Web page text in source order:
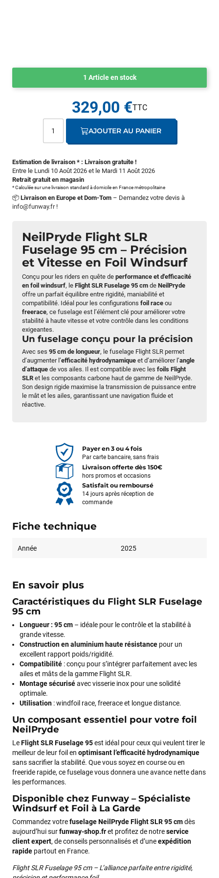
NeilPryde Flight SLR
Fuselage 95 cm – Précision
et Vitesse en Foil Windsurf
Conçu pour les riders en quête de performance et d'efficacité
en foil windsurf, le Flight SLR Fuselage 95 cm de NeilPryde
offre un parfait équilibre entre rigidité, maniabilité et
compatibilité. Idéal pour les configurations foil race ou
freerace, ce fuselage est l’élément clé pour améliorer votre
stabilité à haute vitesse et votre contrôle dans les conditions
exigeantes.
Un fuselage conçu pour la précision
Avec ses 95 cm de longueur, le fuselage Flight SLR permet
d’augmenter l’efficacité hydrodynamique et d’améliorer l’angle
d’attaque de vos ailes. Il est compatible avec les foils Flight
SLR et les composants carbone haut de gamme de NeilPryde.
Son design rigide maximise la transmission de puissance entre
le mât et les ailes, garantissant une navigation fluide et
réactive.
1 Article en stock
Estimation de livraison * : Livraison gratuite !
Entre le Lundi 10 Août 2026 et le Mardi 11 Août 2026
Retrait gratuit en magasin
* Calculée sur une livraison standard à domicile en France métropolitaine
📦 Livraison en Europe et Dom-Tom – Demandez votre devis à
info@funway.fr!
329,00 €
AJOUTER AU PANIER
Payer en 3 ou 4 fois
Par carte bancaire, sans frais
Livraison offerte dès 150€
hors promos et occasions
Satisfait ou remboursé
14 jours après réception de
commande
Fiche technique
Année 2025
En savoir plus
Caractéristiques du Flight SLR Fuselage
95 cm
Longueur : 95 cm – idéale pour le contrôle et la stabilité à
grande vitesse.
Construction en aluminium haute résistance pour un
excellent rapport poids/rigidité.
Compatibilité : conçu pour s’intégrer parfaitement avec les
ailes et mâts de la gamme Flight SLR.
Montage sécuriséavec visserie inox pour une solidité
optimale.
Utilisation : windfoil race, freerace et longue distance.
Un composant essentiel pour votre foil
NeilPryde
LeFlight SLR Fuselage 95est idéal pour ceux qui veulent tirer le
meilleur de leur foil en optimisant l’efficacité hydrodynamique
sans sacrifier la stabilité. Que vous soyez en course ou en
freeride rapide, ce fuselage vous donnera une avance nette dans
les performances.
Disponible chez Funway – Spécialiste
Windsurf et Foil à La Garde
Commandez votrefuselage NeilPryde Flight SLR 95 cmdès
aujourd’hui surfunway-shop.fret profitez de notreservice
client expert, de conseils personnalisés et d’uneexpédition
rapide partout en France.
Flight SLR Fuselage 95 cm – L’alliance parfaite entre rigidité,
François
J’ai commandé un pack via leur site internet. À peine la
commande validée, le magasin m’a appelé pour confirmer
avec moi les caractéristiques des équipements, me conseiller
sur le matériel à choisir, et m’a même offert du matériel en
plus. Niveau réactivité, c’est au top : la commande est partie
le lendemain, et j’ai bien reçu tout le matériel dans un colis
recommande vivement ce magasin pour son